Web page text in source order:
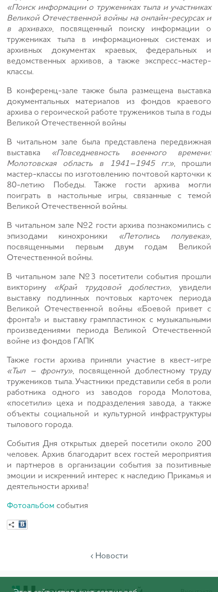
«Поиск информации о тружениках тыла и участниках
Великой Отечественной войны на онлайн-ресурсах и
в архивах», посвященный поиску информации о
тружениках тыла в информационных системах и
архивных документах краевых, федеральных и
ведомственных архивов, а также экспресс-мастер-
классы.
В конференц-зале также была размещена выставка
документальных материалов из фондов краевого
архива о героической работе тружеников тыла в годы
Великой Отечественной войны
В читальном зале была представлена передвижная
выставка «Повседневность военного времени:
Молотовская область в 1941–1945 гг.», прошли
мастер-классы по изготовлению почтовой карточки к
80-летию Победы. Также гости архива могли
поиграть в настольные игры, связанные с темой
Великой Отечественной войны.
В читальном зале №2 гости архива познакомились с
эпизодами кинохроники «Летопись полувека»,
посвященными первым двум годам Великой
Отечественной войны.
В читальном зале №3 посетители события прошли
викторину «Край трудовой доблести», увидели
выставку подлинных почтовых карточек периода
Великой Отечественной войны «Боевой привет с
фронта!» и выставку грампластинок с музыкальными
произведениями периода Великой Отечественной
войне из фондов ГАПК
Также гости архива приняли участие в квест-игре
«Тыл – фронту», посвященной доблестному труду
тружеников тыла. Участники представили себя в роли
работника одного из заводов города Молотова,
«посетили» цеха и подразделения завода, а также
объекты социальной и культурной инфраструктуры
тылового города.
События Дня открытых дверей посетили около 200
человек. Архив благодарит всех гостей мероприятия
и партнеров в организации события за позитивные
эмоции и искренний интерес к наследию Прикамья и
деятельности архива!
Фотоальбом события
‹ Новости